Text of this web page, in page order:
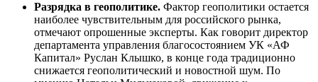
Разрядка в геополитике. Фактор геополитики остается
наиболее чувствительным для российского рынка,
отмечают опрошенные эксперты. Как говорит директор
департамента управления благосостоянием УК «АФ
Капитал» Руслан Клышко, в конце года традиционно
снижается геополитический и новостной шум. По